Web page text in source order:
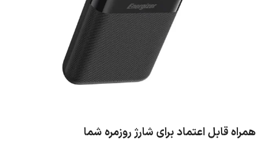
همراه قابل اعتماد برای شارژ روزمره شما